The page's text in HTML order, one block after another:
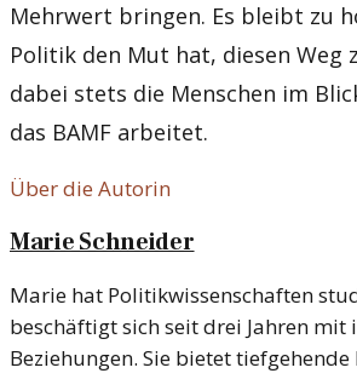
Mehrwert bringen. Es bleibt zu
Politik den Mut hat, diesen Weg
dabei stets die Menschen im
das BAMF arbeitet.
Über die Autorin
Marie Schneider
Marie hat Politikwissenschaften
beschäftigt sich seit drei Jahren
Beziehungen. Sie bietet